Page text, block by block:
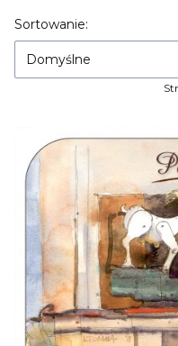
Lista produktów
Sortowanie:
Domyślne